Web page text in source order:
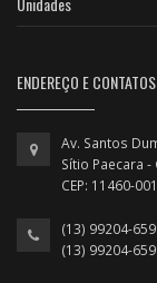
ENDEREÇO E CONTATOS
Av. Santos
Sítio Paecara -
CEP: 11460-001
(13) 99204-
(13) 99204-